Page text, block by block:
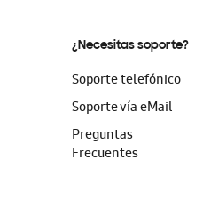
¿Necesitas soporte?
Soporte telefónico
Soporte vía eMail
Preguntas
Frecuentes